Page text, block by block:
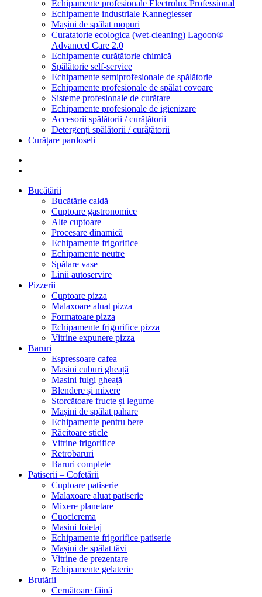
Echipamente profesionale Electrolux Professional
Echipamente industriale Kannegiesser
Mașini de spălat mopuri
Curatatorie ecologica (wet-cleaning) Lagoon®
Advanced Care 2.0
Echipamente curățătorie chimică
Spălătorie self-service
Echipamente semiprofesionale de spălătorie
Echipamente profesionale de spălat covoare
Sisteme profesionale de curățare
Echipamente profesionale de igienizare
Accesorii spălătorii / curățătorii
Detergenți spălătorii / curățătorii
Curățare pardoseli
Bucătării
Bucătărie caldă
Cuptoare gastronomice
Alte cuptoare
Procesare dinamică
Echipamente frigorifice
Echipamente neutre
Spălare vase
Linii autoservire
Pizzerii
Cuptoare pizza
Malaxoare aluat pizza
Formatoare pizza
Echipamente frigorifice pizza
Vitrine expunere pizza
Baruri
Espressoare cafea
Masini cuburi gheață
Masini fulgi gheață
Blendere și mixere
Storcătoare fructe și legume
Mașini de spălat pahare
Echipamente pentru bere
Răcitoare sticle
Vitrine frigorifice
Retrobaruri
Baruri complete
Patiserii – Cofetării
Cuptoare patiserie
Malaxoare aluat patiserie
Mixere planetare
Cuocicrema
Masini foietaj
Echipamente frigorifice patiserie
Mașini de spălat tăvi
Vitrine de prezentare
Echipamente gelaterie
Brutării
Cernătoare făină